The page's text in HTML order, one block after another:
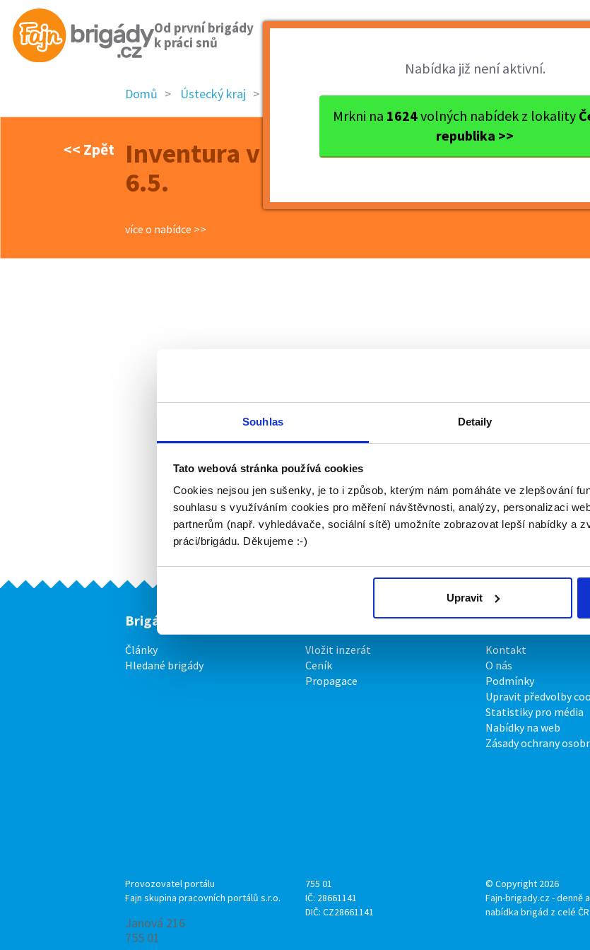
Souhlas Detaily
Tato webová stránka používá cookies
Cookies nejsou jen sušenky, je to i způsob, kterým nám pomáháte ve zlepšování
souhlasu s využíváním cookies pro měření návštěvnosti, analýzy, personalizaci
partnerům (např. vyhledávače, sociální sítě) umožníte zobrazovat lepší nabídky a
práci/brigádu. Děkujeme :-)
Upravit
Od první brigády
k práci snů
Nabídka již není aktivní.
Mrkni na 1624volných nabídek z lokality
republika >>
Domů Ústecký kraj okres Litoměřice Litoměřice Inventura v obchodě s
<< Zpět
Inventura v obchodě s oděvy Litoměřice
6.5.
více o nabídce >>
Brigádníci
Články
Hledané brigády
Vložit inzerát
Ceník
Propagace
O portálu
Kontakt
O nás
Podmínky
Upravit předvolby
Statistiky pro média
Nabídky na web
Zásady ochrany
Provozovatel portálu
Fajn skupina pracovních portálů s.r.o.
Janová 216
755 01
755 01
IČ: 28661141
DIČ: CZ28661141
© Copyright 2026
Fajn-brigady.cz - denně
nabídka brigád z celé